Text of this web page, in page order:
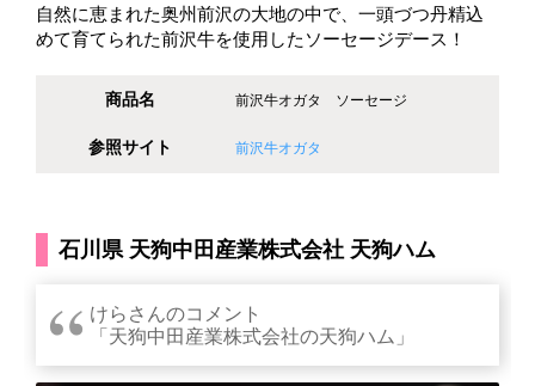
自然に恵まれた奥州前沢の大地の中で、一頭づつ丹精込
めて育てられた前沢牛を使用したソーセージデース！
商品名 前沢牛オガタ ソーセージ
参照サイト 前沢牛オガタ
石川県 天狗中田産業株式会社 天狗ハム
けらさんのコメント
「天狗中田産業株式会社の天狗ハム」